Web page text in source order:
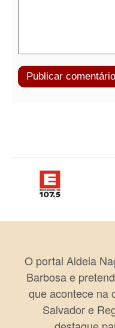
O portal Aldeia
Barbosa e
que acontece na
Salvador e